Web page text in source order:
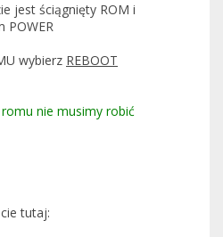
jest ściągnięty ROM i
POWER
wybierz REBOOT
nie musimy robić
tutaj: